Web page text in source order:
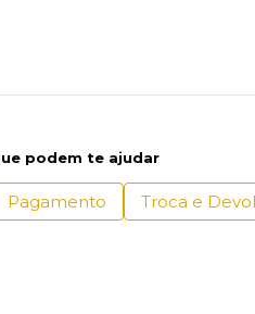
podem te ajudar
Pagamento Troca e